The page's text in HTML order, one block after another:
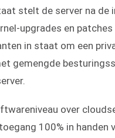
stelt de server na
upgrades en
in staat om een
gemengde
over
100% in handen